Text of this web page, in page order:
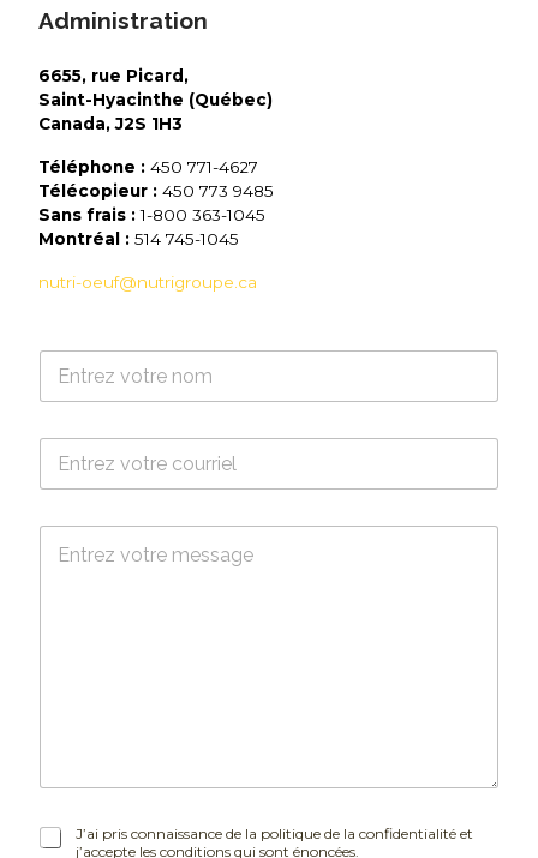
Administration
6655, rue Picard,
Saint-Hyacinthe (Québec)
Canada, J2S 1H3
Téléphone : 450 771-4627
Télécopieur : 450 773 9485
Sans frais :1-800 363-1045
Montréal : 514 745-1045
nutri-oeuf@nutrigroupe.ca
m
u
J
J’ai pris connaissance de la politique de la confidentialité et
j’accepte les conditions qui sont énoncées.